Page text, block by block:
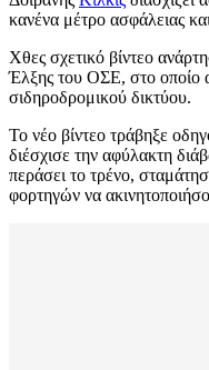
κανένα μέτρο ασφάλειας
Χθες σχετικό βίντεο
Έλξης του ΟΣΕ, στο οποίο
σιδηροδρομικού δικτύου.
Το νέο βίντεο τράβηξε
διέσχισε την αφύλακτη
περάσει το τρένο,
φορτηγών να